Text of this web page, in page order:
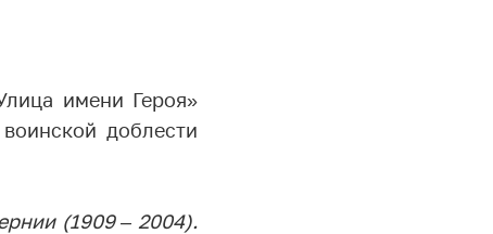
имени Героя»
доблести
(1909 – 2004).